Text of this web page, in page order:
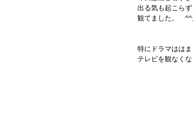
出る気も起こら
観てました。　^^;
特にドラマはは
テレビを観なく